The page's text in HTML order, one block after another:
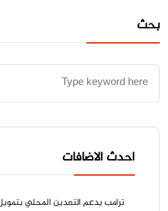
بحث
احدث الاضافات
ترامب يدعم التعدين المحلي